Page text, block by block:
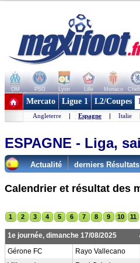
OM PSG Lyon Lille Monaco
+ de clubs
Mercato Ligue 1 L2/Coupes
Angleterre | Espagne | Italie
ESPAGNE - Liga,
Actualité derniers
Calendrier et résultat des
1 2 3 4 5 6 7 8 9 10 11
1e journée, dimanche 17/08/2025
Gérone FC
Rayo Vallecano